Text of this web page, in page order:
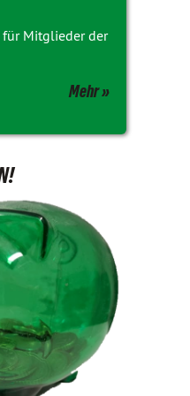
für Mitglieder der
Mehr